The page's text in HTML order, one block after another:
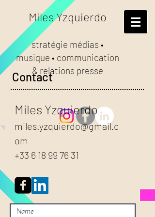
Miles Yzquierdo
stratégie médias •
musique • communication
& relations presse
Contact
Miles Yzquierdo
miles.yzquierdo@gmail.c
om
+33 6 18 99 76 31